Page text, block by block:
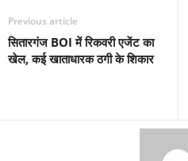
Previous article
सितारगंज BOI में रिकवरी एजेंट का
खेल, कई खाताधारक ठगी के शिकार